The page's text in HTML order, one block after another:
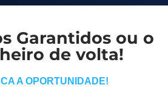
Garantidos ou o
de volta!
A OPORTUNIDADE!